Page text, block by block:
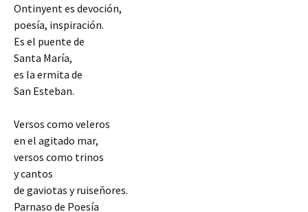
Ontinyent es devoción,
poesía, inspiración.
Es el puente de
Santa María,
es la ermita de
San Esteban.
Versos como veleros
en el agitado mar,
versos como trinos
y cantos
de gaviotas y ruiseñores.
Parnaso de Poesía